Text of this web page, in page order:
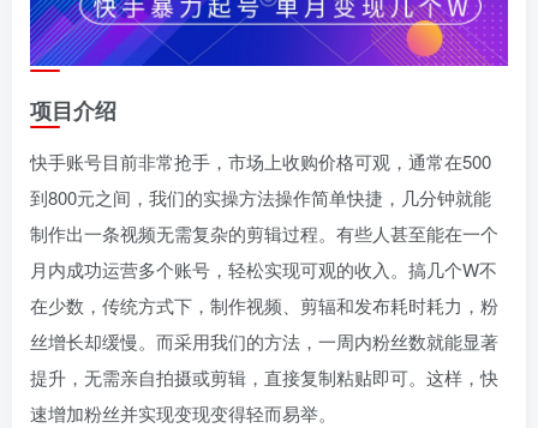
项目介绍
快手账号目前非常抢手，市场上收购价格可观，通常在500
到800元之间，我们的实操方法操作简单快捷，几分钟就能
制作出一条视频无需复杂的剪辑过程。有些人甚至能在一个
月内成功运营多个账号，轻松实现可观的收入。搞几个W不
在少数，传统方式下，制作视频、剪辐和发布耗时耗力，粉
丝增长却缓慢。而采用我们的方法，一周内粉丝数就能显著
提升，无需亲自拍摄或剪辑，直接复制粘贴即可。这样，快
速增加粉丝并实现变现变得轻而易举。